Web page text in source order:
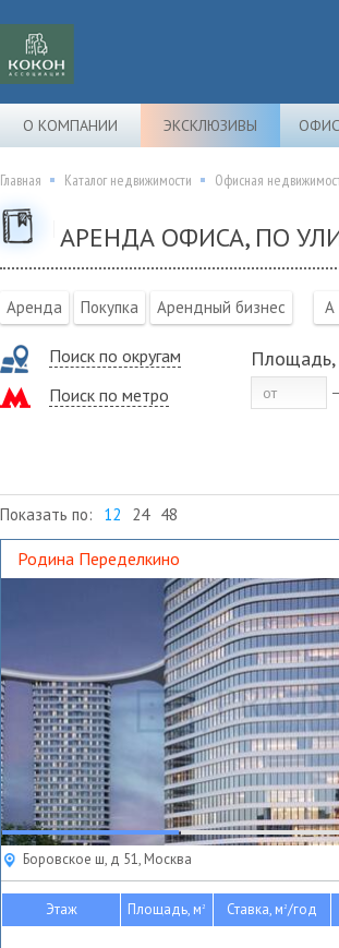
О КОМПАНИИ ЭКСКЛЮЗИВЫ
Главная Каталог недвижимости Офисная
АРЕНДА ОФИСА, ПО
Аренда Покупка Арендный бизнес A
Поиск по округам
Поиск по метро
Площадь,
Показать по: 12 24 48
Родина Переделкино
Боровское ш, д 51, Москва
Этаж Площадь, м2 Ставка, м2/год